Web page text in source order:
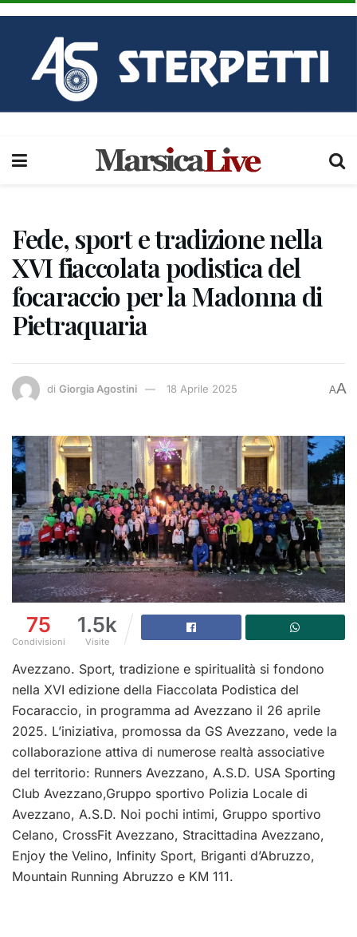
Fede, sport e tradizione nella
XVI fiaccolata podistica del
focaraccio per la Madonna di
Pietraquaria
di Giorgia Agostini 18 Aprile 2025 AA
75
Condivisioni
1.5k
Visite
Avezzano. Sport, tradizione e spiritualità si fondono
nella XVI edizione della Fiaccolata Podistica del
Focaraccio, in programma ad Avezzano il 26 aprile
2025. L’iniziativa, promossa da GS Avezzano, vede la
collaborazione attiva di numerose realtà associative
del territorio: Runners Avezzano, A.S.D. USA Sporting
Club Avezzano,Gruppo sportivo Polizia Locale di
Avezzano, A.S.D. Noi pochi intimi, Gruppo sportivo
Celano, CrossFit Avezzano, Stracittadina Avezzano,
Enjoy the Velino, Infinity Sport, Briganti d’Abruzzo,
Mountain Running Abruzzo e KM 111.